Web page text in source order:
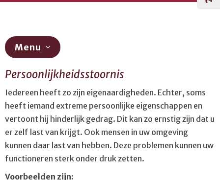
Menu
Diagnostiek
ADHD
Angst
Autisme
Dementie
Depressie
Persoonlijkheidsstoornis
Iedereen heeft zo zijn eigenaardigheden. Echter, soms
heeft iemand extreme persoonlijke eigenschappen en
vertoont hij hinderlijk gedrag. Dit kan zo ernstig zijn dat u
er zelf last van krijgt. Ook mensen in uw omgeving
kunnen daar last van hebben. Deze problemen kunnen uw
functioneren sterk onder druk zetten.
Voorbeelden zijn: